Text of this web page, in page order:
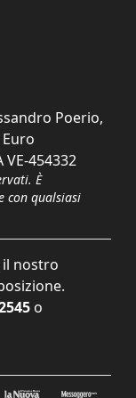
Poerio,
Euro
VE-454332
È
con qualsiasi
il nostro
o